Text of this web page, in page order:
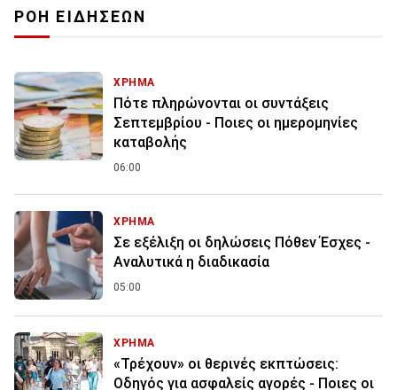
ΡΟΗ ΕΙΔΗΣΕΩΝ
ΧΡΗΜΑ
Πότε πληρώνονται οι συντάξεις
Σεπτεμβρίου - Ποιες οι ημερομηνίες
καταβολής
06:00
ΧΡΗΜΑ
Σε εξέλιξη οι δηλώσεις Πόθεν Έσχες -
Αναλυτικά η διαδικασία
05:00
ΧΡΗΜΑ
«Τρέχουν» οι θερινές εκπτώσεις:
Οδηγός για ασφαλείς αγορές - Ποιες οι